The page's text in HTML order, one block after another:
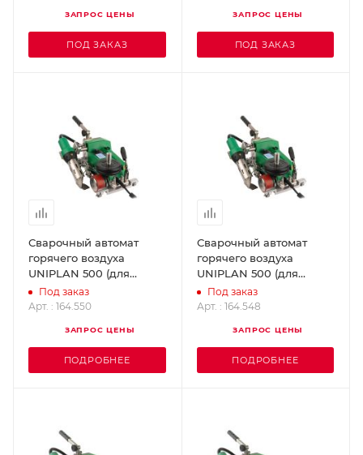
ЗАПРОС ЦЕНЫ
ПОД ЗАКАЗ
ЗАПРОС ЦЕНЫ
ПОД ЗАКАЗ
Сварочный автомат
горячего воздуха
UNIPLAN 500 (для
сварки внахлест пленок
и ПВХ-тк.20мм) LEISTER
Под заказ
Арт. : 164.550
ЗАПРОС ЦЕНЫ
ПОДРОБНЕЕ
Сварочный автомат
горячего воздуха
UNIPLAN 500 (для
сварки внахлест пленок
и ПВХ-тк. 40мм) LEISTER
Под заказ
Арт. : 164.548
ЗАПРОС ЦЕНЫ
ПОДРОБНЕЕ